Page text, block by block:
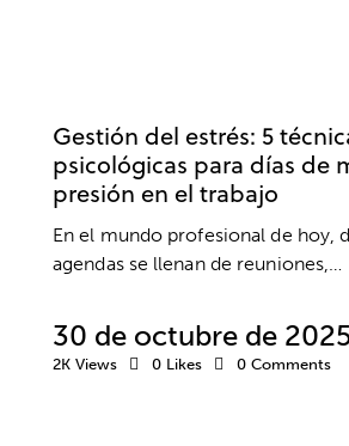
Gestión del estrés: 5
psicológicas para días de
presión en el trabajo
En el mundo profesional de hoy,
agendas se llenan de reuniones,…
30 de octubre de
2K Views 0 Likes 0 Comments